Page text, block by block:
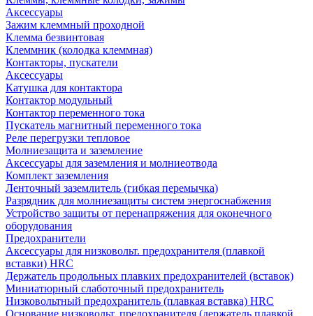
Аксессуары
Зажим клеммный проходной
Клемма безвинтовая
Клеммник (колодка клеммная)
Контакторы, пускатели
Аксессуары
Катушка для контактора
Контактор модульный
Контактор переменного тока
Пускатель магнитный переменного тока
Реле перегрузки тепловое
Молниезащита и заземление
Аксессуары для заземления и молниеотвода
Комплект заземления
Ленточный заземлитель (гибкая перемычка)
Разрядник для молниезащиты систем энергоснабжения
Устройство защиты от перенапряжения для оконечного
оборудования
Предохранители
Аксессуары для низковольт. предохранителя (плавкой
вставки) HRC
Держатель продольных плавких предохранителей (вставок)
Миниатюрный слаботочный предохранитель
Низковольтный предохранитель (плавкая вставка) HRC
Основание низковольт. предохранителя (держатель плавкой